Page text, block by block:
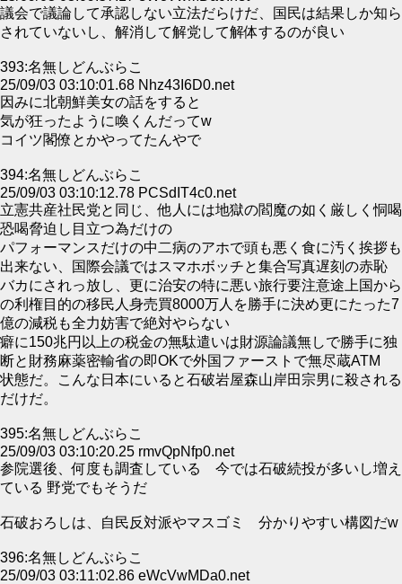
議会で議論して承認しない立法だらけだ、国民は結果しか知ら
されていないし、解消して解党して解体するのが良い
393:名無しどんぶらこ
25/09/03 03:10:01.68 Nhz43I6D0.net
因みに北朝鮮美女の話をすると
気が狂ったように喚くんだってw
コイツ閣僚とかやってたんやで
394:名無しどんぶらこ
25/09/03 03:10:12.78 PCSdIT4c0.net
立憲共産社民党と同じ、他人には地獄の閻魔の如く厳しく恫喝
恐喝脅迫し目立つ為だけの
パフォーマンスだけの中二病のアホで頭も悪く食に汚く挨拶も
出来ない、国際会議ではスマホボッチと集合写真遅刻の赤恥
バカにされっ放し、更に治安の特に悪い旅行要注意途上国から
の利権目的の移民人身売買8000万人を勝手に決め更にたった7
億の減税も全力妨害で絶対やらない
癖に150兆円以上の税金の無駄遣いは財源論議無しで勝手に独
断と財務麻薬密輸省の即OKで外国ファーストで無尽蔵ATM
状態だ。こんな日本にいると石破岩屋森山岸田宗男に殺される
だけだ。
395:名無しどんぶらこ
25/09/03 03:10:20.25 rmvQpNfp0.net
参院選後、何度も調査している 今では石破続投が多いし増え
ている 野党でもそうだ
石破おろしは、自民反対派やマスゴミ 分かりやすい構図だw
396:名無しどんぶらこ
25/09/03 03:11:02.86 eWcVwMDa0.net